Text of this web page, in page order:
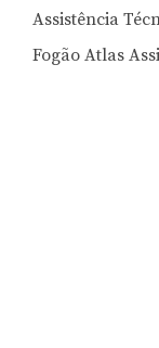
Assistência
Fogão Atlas